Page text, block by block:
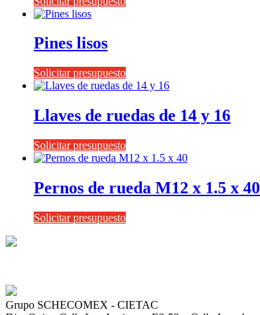
Pines lisos
Solicitar presupuesto
Llaves de ruedas de 14 y 16
Solicitar presupuesto
Pernos de rueda M12 x 1.5 x 40
Solicitar presupuesto
Grupo SCHECOMEX - CIETAC